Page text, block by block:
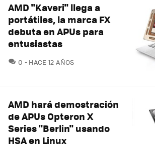
AMD "Kaveri" llega a
portátiles, la marca FX
debuta en APUs para
entusiastas
0 COMENTARIOS
HACE 12 AÑOS
AMD hará demostración
de APUs Opteron X
Series "Berlin" usando
HSA en Linux